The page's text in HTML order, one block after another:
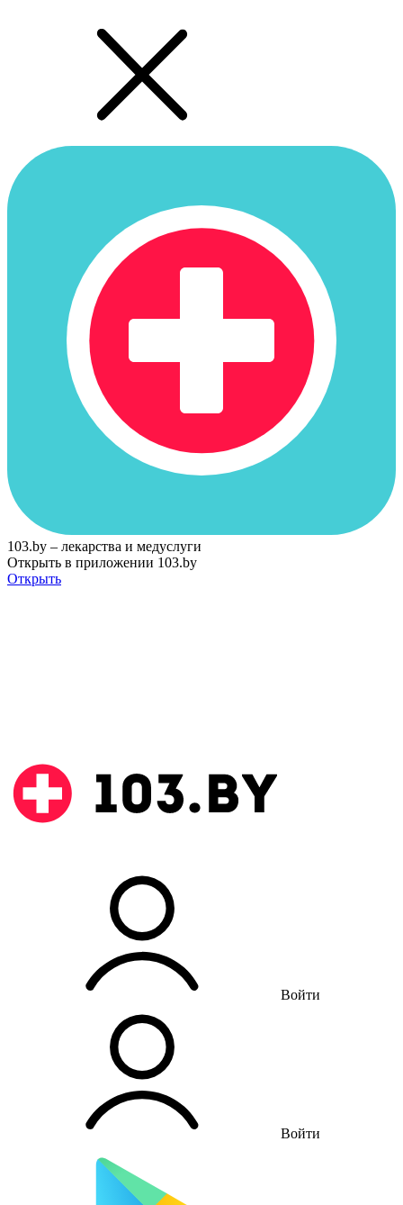
103.by – лекарства и медуслуги
Открыть в приложении 103.by
Открыть
Войти
Войти